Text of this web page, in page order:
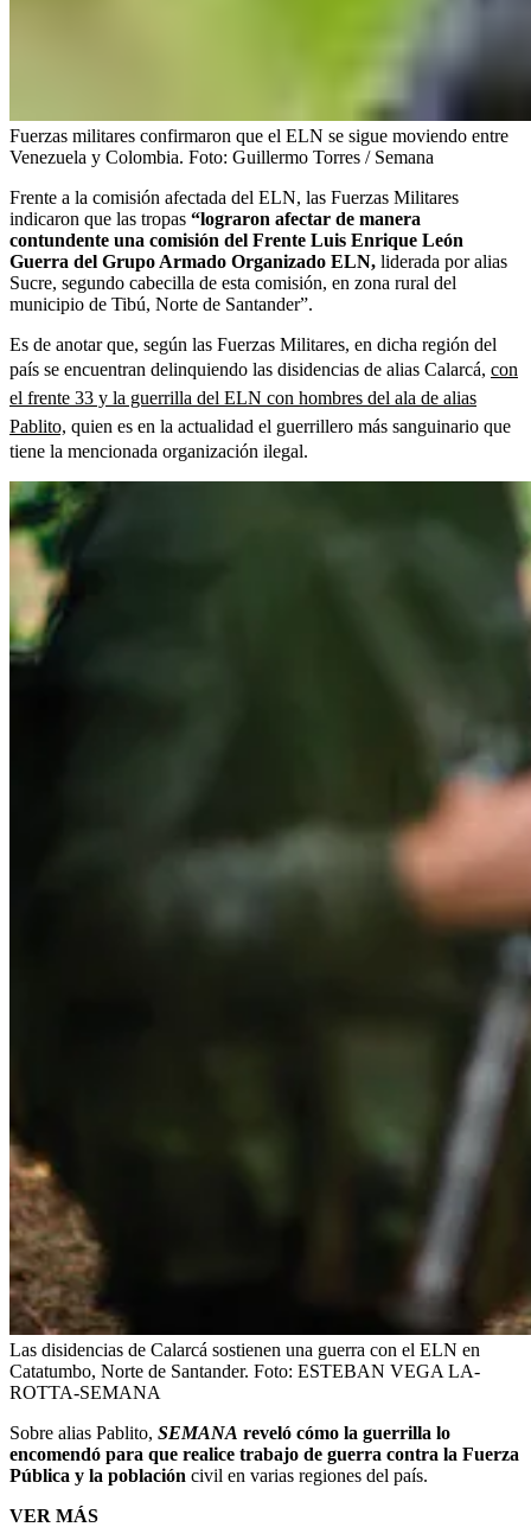
Fuerzas militares confirmaron que el ELN se sigue moviendo entre
Venezuela y Colombia. Foto: Guillermo Torres / Semana
Frente a la comisión afectada del ELN, las Fuerzas Militares
indicaron que las tropas “lograron afectar de manera
contundente una comisión del Frente Luis Enrique León
Guerra del Grupo Armado Organizado ELN, liderada por alias
Sucre, segundo cabecilla de esta comisión, en zona rural del
municipio de Tibú, Norte de Santander”.
Es de anotar que, según las Fuerzas Militares, en dicha región del
país se encuentran delinquiendo las disidencias de alias Calarcá, con
el frente 33 y la guerrilla del ELN con hombres del ala de alias
Pablito, quien es en la actualidad el guerrillero más sanguinario que
tiene la mencionada organización ilegal.
Las disidencias de Calarcá sostienen una guerra con el ELN en
Catatumbo, Norte de Santander. Foto: ESTEBAN VEGA LA-
ROTTA-SEMANA
Sobre alias Pablito, SEMANA reveló cómo la guerrilla lo
encomendó para que realice trabajo de guerra contra la Fuerza
Pública y la población civil en varias regiones del país.
VER MÁS